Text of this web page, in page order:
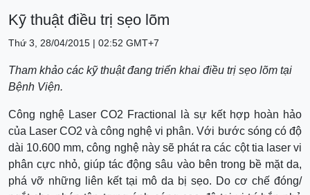
Kỹ thuật điều trị sẹo lõm
Thứ 3, 28/04/2015 | 02:52 GMT+7
Tham khảo các kỹ thuật đang triển khai điều trị sẹo lõm tại
Bệnh Viện.
Công nghệ Laser CO2 Fractional là sự kết hợp hoàn hảo
của Laser CO2 và công nghệ vi phân. Với bước sóng có độ
dài 10.600 mm, công nghệ này sẽ phát ra các cột tia laser vi
phân cực nhỏ, giúp tác động sâu vào bên trong bề mặt da,
phá vỡ những liên kết tại mô da bị sẹo. Do cơ chế đóng/